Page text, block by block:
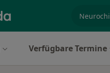
Verfügbare Termine